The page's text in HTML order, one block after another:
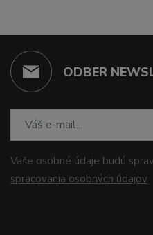
ODBER
Vaše osobné údaje budú
spracovania osobných údajov.